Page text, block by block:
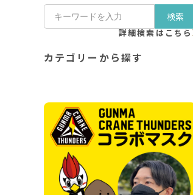
検索
詳細検索はこちら
カテゴリーから探す